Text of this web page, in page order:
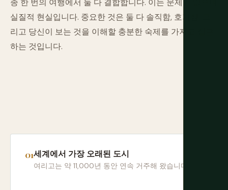
종 한 번의 여행에서 둘 다 결합합니다. 이는 문제가 없으며
실질적 현실입니다. 중요한 것은 둘 다 솔직함, 호기심, 그
리고 당신이 보는 것을 이해할 충분한 숙제를 가지고 접근
하는 것입니다.
세계에서 가장 오래된 도시
여리고는 약 11,000년 동안 연속 거주해 왔습니다.